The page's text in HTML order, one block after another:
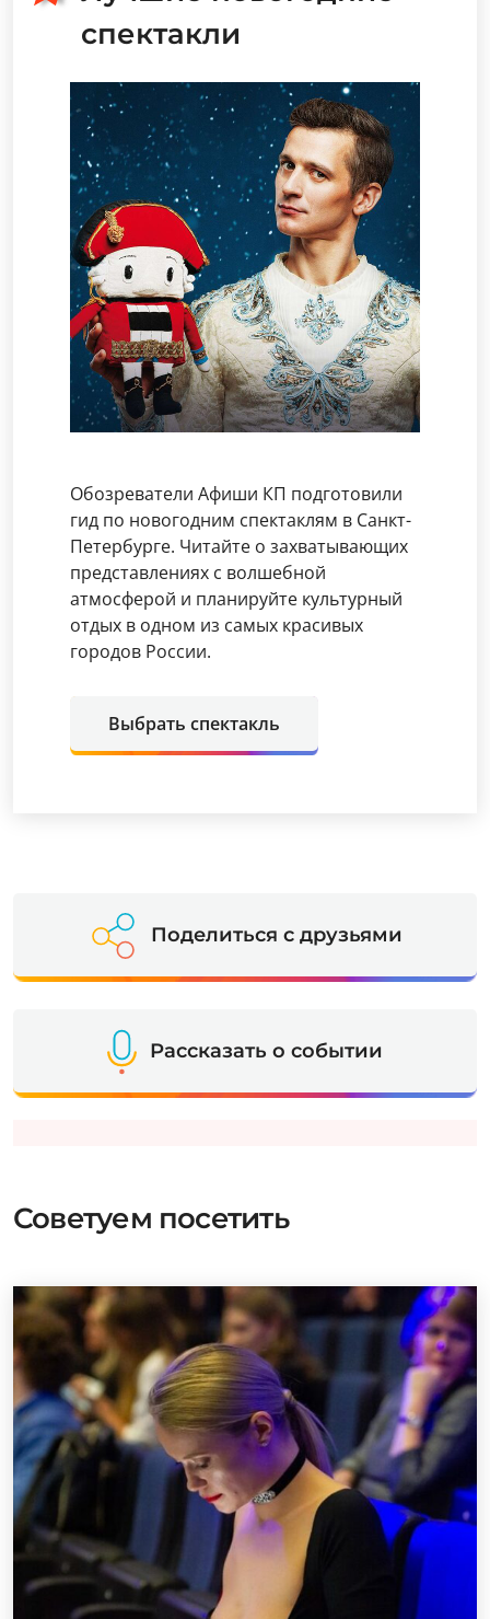
спектакли
Обозреватели Афиши КП подготовили
гид по новогодним спектаклям в Санкт-
Петербурге. Читайте о захватывающих
представлениях с волшебной
атмосферой и планируйте культурный
отдых в одном из самых красивых
городов России.
Выбрать спектакль
Поделиться с друзьями
Рассказать о событии
Советуем посетить